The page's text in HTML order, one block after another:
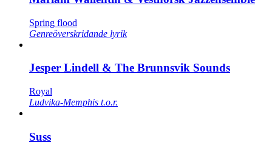
Spring flood
Genreöverskridande lyrik
Jesper Lindell & The Brunnsvik Sounds
Royal
Ludvika-Memphis t.o.r.
Suss